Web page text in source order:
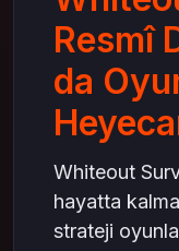
Başlangıç
Sonuç:
Resmî
da
Whiteout
hayatta
strateji